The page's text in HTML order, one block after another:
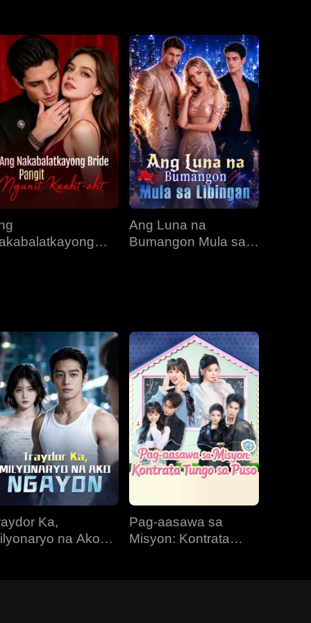
EP 34 EP 35 EP 36
EP 37 EP 38 EP 39
Ang Luna na
Bumangon Mula sa
Ka,
na Ako
Pag-aasawa sa
Misyon: Kontrata